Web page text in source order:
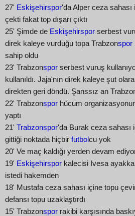
27' Eskişehirspor'da Alper ceza
çekti fakat top dışarı çıktı
25' Şimde de Eskişehirspor serbest
direk kaleye vurduğu topa Trabzonspor
sahip oldu
23' Trabzonspor serbest vuruş
kullanıldı. Jaja'nın direk kaleye şut
direkten geri döndü. Şanssız an
22' Trabzonspor hücum
yaptı
21' Trabzonspor'da Burak ceza sahası
gittiği noktada hiçbir futbolcu yok
20' Ve maç kaldığı yerden devam
19' Eskişehirspor kalecisi Ivesa
istedi hakemden
18' Mustafa ceza sahası içine topu
defansı topu uzaklaştırdı
15' Trabzonspor rakibi karşısında